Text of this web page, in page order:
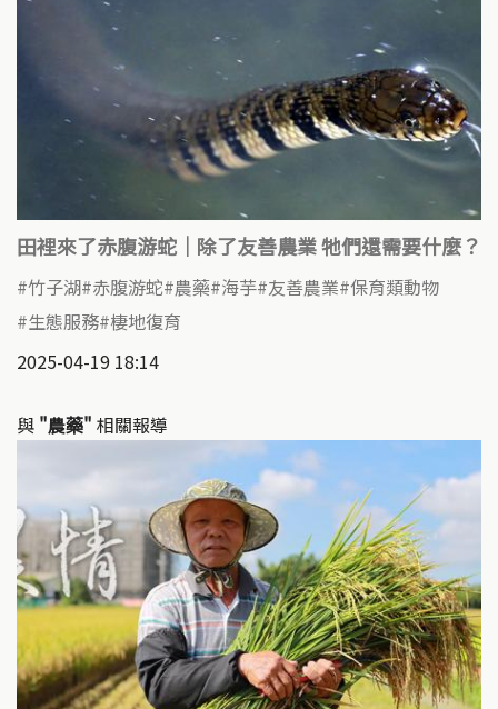
田裡來了赤腹游蛇｜除了友善農業 牠們還需要什麼？
竹子湖 赤腹游蛇 農藥 海芋 友善農業 保育類動物
生態服務 棲地復育
2025-04-19 18:14
與 "農藥" 相關報導